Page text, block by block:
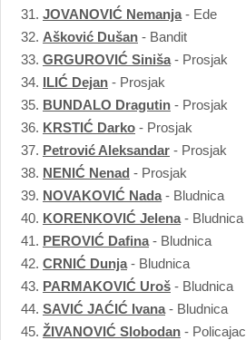
31. JOVANOVIĆ Nemanja- Ede
32. Ašković Dušan - Bandit
33. GRGUROVIĆ Siniša- Prosjak
34. ILIĆ Dejan - Prosjak
35. BUNDALO Dragutin - Prosjak
36. KRSTIĆ Darko - Prosjak
37. Petrović Aleksandar - Prosjak
38. NENIĆ Nenad - Prosjak
39. NOVAKOVIĆ Nada- Bludnica
40. KORENKOVIĆ Jelena- Bludnica
41. PEROVIĆ Dafina- Bludnica
42. CRNIĆ Dunja- Bludnica
43. PARMAKOVIĆ Uroš - Bludnica
44. SAVIĆ JAĆIĆ Ivana- Bludnica
45. ŽIVANOVIĆ Slobodan - Policajac